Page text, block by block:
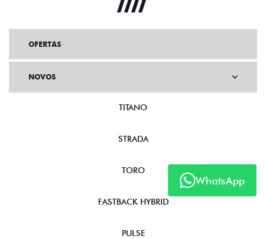
WhatsApp
OFERTAS
NOVOS
TITANO
STRADA
TORO
FASTBACK HYBRID
PULSE